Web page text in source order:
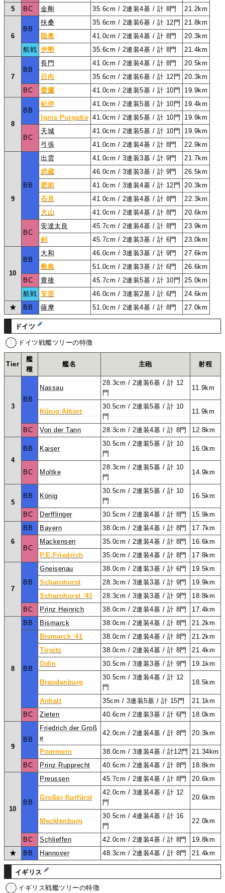
5
BC 金剛 35.6cm / 2連装4基 / 計 8門 21.2km
6
BB
扶桑 35.6cm / 2連装6基 / 計 12門
21.8km
陸奥
41.0cm / 2連装4基 / 計 8門
20.3km
航戦 伊勢 35.6cm / 2連装4基 / 計 8門 21.4km
7
BB
長門 41.0cm / 2連装4基 / 計 8門
20.5km
日向
35.6cm / 2連装6基 / 計 12門
20.3km
BC
愛鷹 41.0cm / 2連装5基 / 計 10門 19.9km
8
BB
紀伊 41.0cm / 2連装5基 / 計 10門
19.4km
Ignis Purgatio 41.0cm / 2連装5基 / 計 10門 19.9km
BC
天城 41.0cm / 2連装5基 / 計 10門
19.9km
弓張
41.0cm / 2連装4基 / 計 8門 22.9km
9
BB
出雲 41.0cm / 3連装3基 / 計 9門
21.7km
武蔵
46.0cm / 3連装3基 / 計 9門
26.5km
肥前
41.0cm / 3連装4基 / 計 12門
20.3km
石見
41.0cm / 2連装4基 / 計 8門
22.3km
大山
41.0cm / 2連装4基 / 計 8門 20.6km
BC
安達太良 45.7cm / 2連装4基 / 計 8門
23.9km
剣
45.7cm / 2連装3基 / 計 6門 23.0km
10
BB
大和 46.0cm / 3連装3基 / 計 9門
27.6km
敷島
51.0cm / 2連装3基 / 計 6門
26.6km
BC
豊後 45.7cm / 2連装5基 / 計 10門
25.0km
航戦 安芸 46.0cm / 3連装2基 / 計 6門
24.6km
★
BB 薩摩 51.0cm / 2連装4基 / 計 8門 27.0km
ドイツ
ドイツ戦艦ツリーの特徴
Tier
艦
種
艦名 主砲 射程
3
BB
Nassau
28.3cm / 2連装6基 / 計 12
門
11.9km
König Albert
30.5cm / 2連装5基 / 計 10
門
11.9km
BC Von der Tann 28.3cm / 2連装4基 / 計 8門 12.8km
4
BB Kaiser
30.5cm / 2連装5基 / 計 10
門
16.0km
BC Moltke
28.3cm / 2連装5基 / 計 10
門
14.9km
5
BB König
30.5cm / 2連装5基 / 計 10
門
16.5km
BC Derfflinger 30.5cm / 2連装4基 / 計 8門 15.9km
6
BB Bayern 38.0cm / 2連装4基 / 計 8門 17.7km
BC
Mackensen 35.0cm / 2連装4基 / 計 8門
16.6km
P.E.Friedrich
35.0cm / 2連装4基 / 計 8門 17.8km
7
BB
Gneisenau 38.0cm / 2連装3基 / 計 6門
19.5km
Scharnhorst
28.3cm / 3連装3基 / 計 9門
19.9km
Scharnhorst '43
28.3cm / 3連装3基 / 計 9門
18.8km
BC
Prinz Heinrich 38.0cm / 2連装4基 / 計 8門 17.4km
8
BB Bismarck 38.0cm / 2連装4基 / 計 8門 21.2km
BB
Bismarck '41 38.0cm / 2連装4基 / 計 8門
21.2km
Tirpitz
38.0cm / 2連装4基 / 計 8門
21.4km
Odin
30.5cm / 3連装3基 / 計 9門 19.1km
Brandenburg
30.5cm / 3連装4基 / 計 12
門
18.5km
Anhalt 35cm / 3連装5基 / 計 15門
21.1km
BC
Zieten 40.6cm / 2連装3基 / 計 6門 18.0km
9
BB
Friedrich der Groß
e
42.0cm / 2連装4基 / 計 8門 20.3km
Pommern 38.0cm / 3連装4基 / 計12門
21.34km
BC
Prinz Rupprecht 40.6cm / 2連装4基 / 計 8門 18.8km
10
BB
Preussen 45.7cm / 2連装4基 / 計 8門 20.6km
Großer Kurfürst
42.0cm / 3連装4基 / 計 12
門
20.6km
Mecklenburg
30.5cm / 4連装4基 / 計 16
門
22.0km
BC Schlieffen 42.0cm / 2連装4基 / 計 8門
19.8km
★
BB Hannover 48.3cm / 2連装4基 / 計 8門 21.4km
イギリス
イギリス戦艦ツリーの特徴